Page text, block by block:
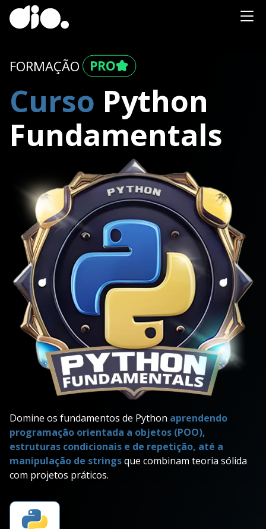
FORMAÇÃO
Curso Python
Fundamentals
Domine os fundamentos de Python aprendendo
programação orientada a objetos (POO),
estruturas condicionais e de repetição, até a
manipulação de stringsque combinam teoria sólida
com projetos práticos.